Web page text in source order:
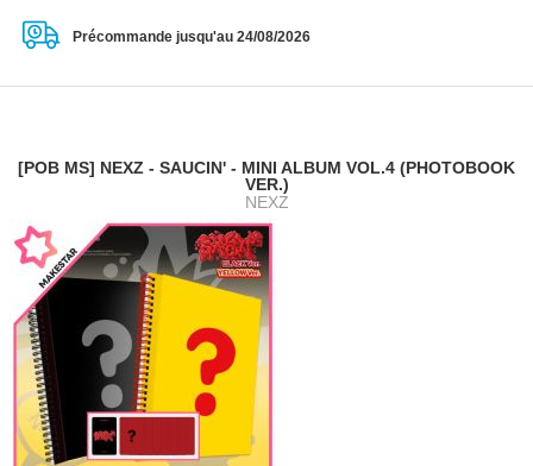
Précommande jusqu'au 24/08/2026
[POB MS] NEXZ - SAUCIN' - MINI ALBUM VOL.4 (PHOTOBOOK
VER.)
NEXZ